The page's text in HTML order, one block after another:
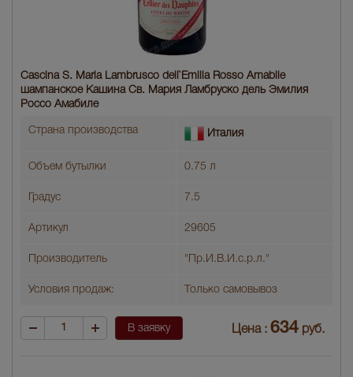
Cascina S. Maria Lambrusco dell`Emilia Rosso Amabile
шампанское Кашина Св. Мария Ламбруско дель Эмилия
Россо Амабиле
Страна производства Италия
Объем бутылки 0.75 л
Градус 7.5
Артикул 29605
Производитель "Пр.И.В.И.с.р.л."
Условия продаж: Только самовывоз
В заявку Цена : 634 руб.